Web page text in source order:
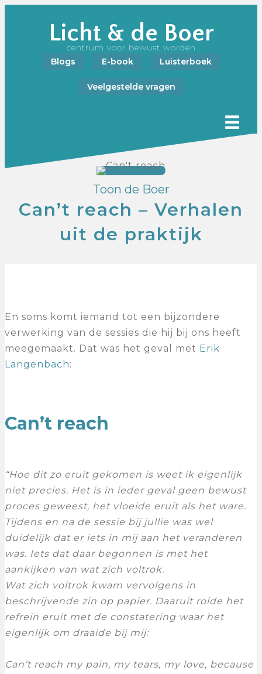
Licht & de Boer
centrum voor bewust worden
Blogs
E-book Luisterboek
Veelgestelde vragen
Toon de Boer
Can’t reach – Verhalen
uit de praktijk
En soms komt iemand tot een bijzondere
verwerking van de sessies die hij bij ons heeft
meegemaakt. Dat was het geval met Erik
Langenbach:
Can’t reach
“Hoe dit zo eruit gekomen is weet ik eigenlijk
niet precies. Het is in ieder geval geen bewust
proces geweest, het vloeide eruit als het ware.
Tijdens en na de sessie bij jullie was wel
duidelijk dat er iets in mij aan het veranderen
was. Iets dat daar begonnen is met het
aankijken van wat zich voltrok.
Wat zich voltrok kwam vervolgens in
beschrijvende zin op papier. Daaruit rolde het
refrein eruit met de constatering waar het
eigenlijk om draaide bij mij:
Can’t reach my pain, my tears, my love, because